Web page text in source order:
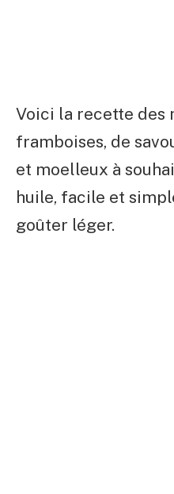
Voici la recette des
framboises, de
et moelleux à
huile, facile et
goûter léger.